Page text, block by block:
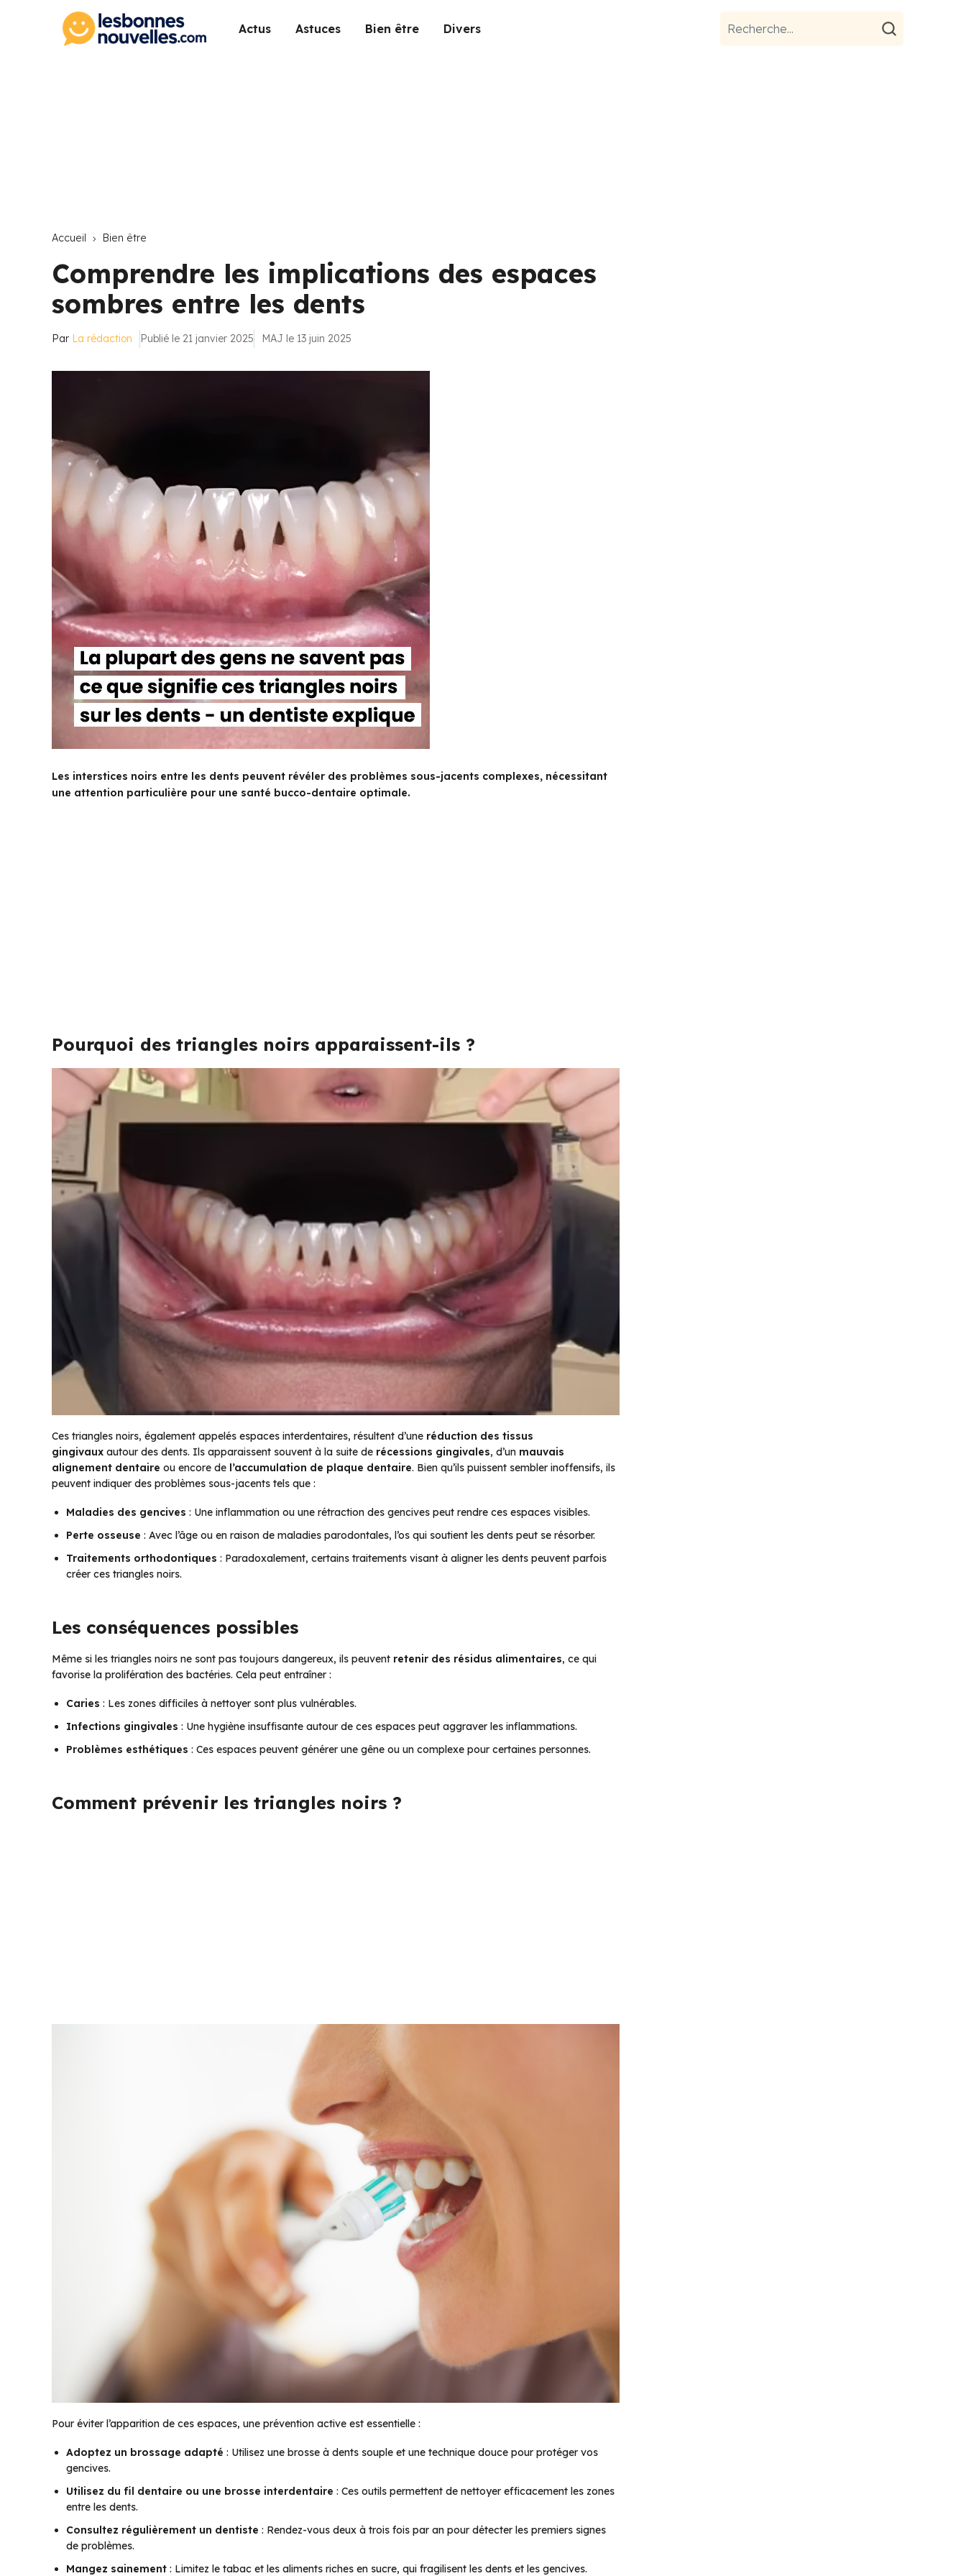
Actus Astuces Bien être Divers
Accueil Bien être
Comprendre les implications des espaces
sombres entre les dents
Par La rédaction Publié le 21 janvier 2025 MAJ le 13 juin 2025
Les interstices noirs entre les dents peuvent révéler des problèmes sous-jacents complexes, nécessitant
une attention particulière pour une santé bucco-dentaire optimale.
Pourquoi des triangles noirs apparaissent-ils ?
Ces triangles noirs, également appelés espaces interdentaires, résultent d’une réduction des tissus
gingivaux autour des dents. Ils apparaissent souvent à la suite de récessions gingivales, d’un mauvais
alignement dentaire ou encore de l’accumulation de plaque dentaire. Bien qu’ils puissent sembler inoffensifs, ils
peuvent indiquer des problèmes sous-jacents tels que :
Maladies des gencives : Une inflammation ou une rétraction des gencives peut rendre ces espaces visibles.
Perte osseuse : Avec l’âge ou en raison de maladies parodontales, l’os qui soutient les dents peut se résorber.
Traitements orthodontiques : Paradoxalement, certains traitements visant à aligner les dents peuvent parfois
créer ces triangles noirs.
Les conséquences possibles
Même si les triangles noirs ne sont pas toujours dangereux, ils peuvent retenir des résidus alimentaires, ce qui
favorise la prolifération des bactéries. Cela peut entraîner :
Caries : Les zones difficiles à nettoyer sont plus vulnérables.
Infections gingivales : Une hygiène insuffisante autour de ces espaces peut aggraver les inflammations.
Problèmes esthétiques : Ces espaces peuvent générer une gêne ou un complexe pour certaines personnes.
Comment prévenir les triangles noirs ?
Pour éviter l’apparition de ces espaces, une prévention active est essentielle :
Adoptez un brossage adapté : Utilisez une brosse à dents souple et une technique douce pour protéger vos
gencives.
Utilisez du fil dentaire ou une brosse interdentaire : Ces outils permettent de nettoyer efficacement les zones
entre les dents.
Consultez régulièrement un dentiste : Rendez-vous deux à trois fois par an pour détecter les premiers signes
de problèmes.
Mangez sainement : Limitez le tabac et les aliments riches en sucre, qui fragilisent les dents et les gencives.